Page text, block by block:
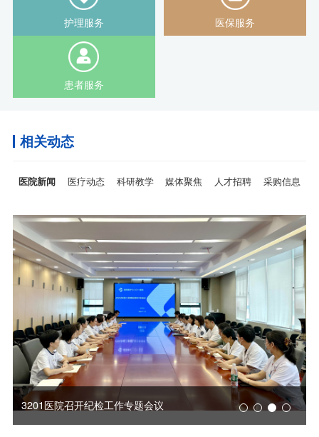
护理服务 医保服务
患者服务
相关动态
医院新闻 医疗动态 科研教学 媒体聚焦 人才招聘 采购信息
3201医院召开纪检工作专题会议